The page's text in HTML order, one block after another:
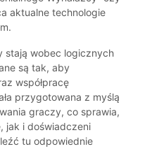
aktualne technologie
stają wobec logicznych
są tak, aby
współpracę
przygotowana z myślą
graczy, co sprawia,
jak i doświadczeni
tu odpowiednie